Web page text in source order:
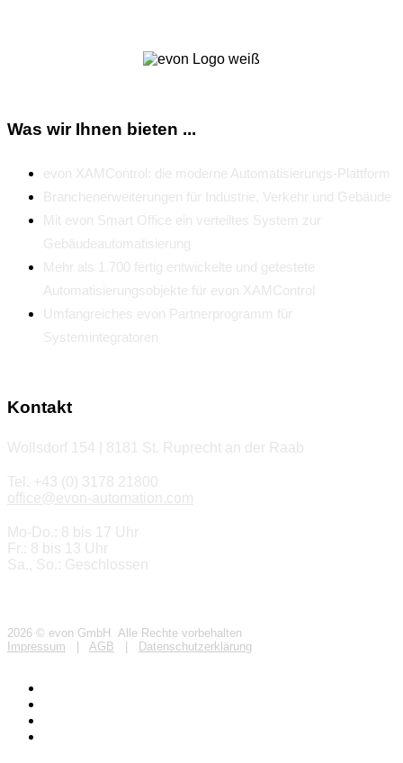
Was wir Ihnen bieten ...
evon XAMControl: die moderne Automatisierungs-Plattform
Branchenerweiterungen für Industrie, Verkehr und Gebäude
Mit evon Smart Office ein verteiltes System zur
Gebäudeautomatisierung
Mehr als 1.700 fertig entwickelte und getestete
Automatisierungsobjekte für evon XAMControl
Umfangreiches evon Partnerprogramm für
Systemintegratoren
Kontakt
Wollsdorf 154 | 8181 St. Ruprecht an der Raab
Tel. +43 (0) 3178 21800
office@evon-automation.com
Mo-Do.: 8 bis 17 Uhr
Fr.: 8 bis 13 Uhr
Sa., So.: Geschlossen
2026 © evon GmbH Alle Rechte vorbehalten
Impressum
AGB Datenschutzerklärung